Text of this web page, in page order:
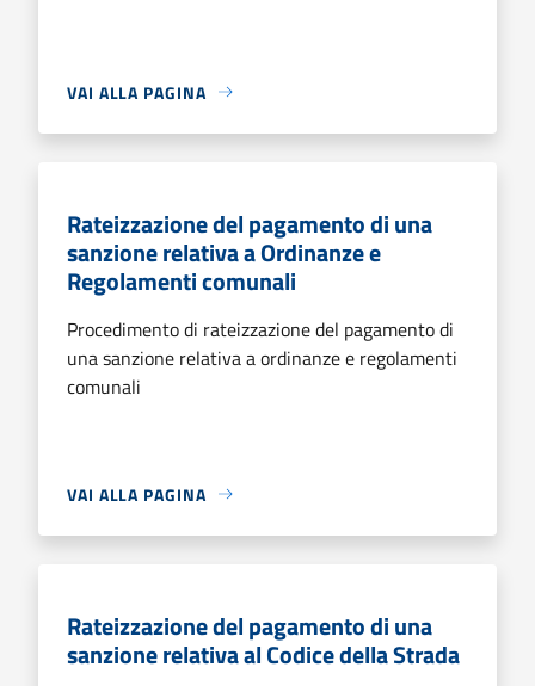
VAI ALLA PAGINA
Rateizzazione del pagamento di una
sanzione relativa a Ordinanze e
Regolamenti comunali
Procedimento di rateizzazione del pagamento di
una sanzione relativa a ordinanze e regolamenti
comunali
VAI ALLA PAGINA
Rateizzazione del pagamento di una
sanzione relativa al Codice della Strada